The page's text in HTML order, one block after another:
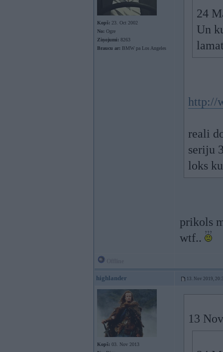
Kopš: 23. Oct 2002
No: Ogre
Ziņojumi: 8263
Braucu ar: BMW pa Los Angeles
24
Un
http://
reali
seriju
loks
prikols
wtf..
highlander 13. Nov 2019,
Kopš: 03. Nov 2013
13